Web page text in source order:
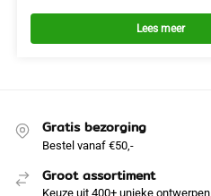
Lees meer
Gratis bezorging
Bestel vanaf €50,-
Groot assortiment
Keuze uit 400+ unieke ontwerpen